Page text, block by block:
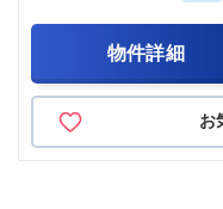
物件詳細
お